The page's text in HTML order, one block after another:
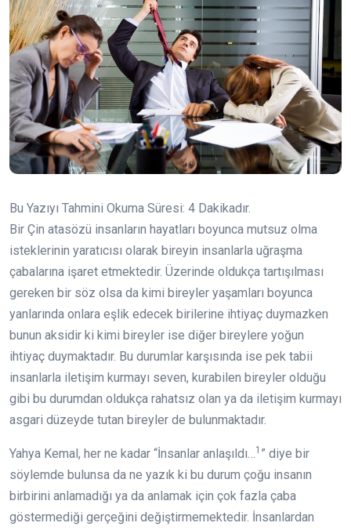
Bu Yazıyı Tahmini Okuma Süresi: 4 Dakikadır.
Bir Çin atasözü insanların hayatları boyunca mutsuz olma
isteklerinin yaratıcısı olarak bireyin insanlarla uğraşma
çabalarına işaret etmektedir. Üzerinde oldukça tartışılması
gereken bir söz olsa da kimi bireyler yaşamları boyunca
yanlarında onlara eşlik edecek birilerine ihtiyaç duymazken
bunun aksidir ki kimi bireyler ise diğer bireylere yoğun
ihtiyaç duymaktadır. Bu durumlar karşısında ise pek tabii
insanlarla iletişim kurmayı seven, kurabilen bireyler olduğu
gibi bu durumdan oldukça rahatsız olan ya da iletişim kurmayı
asgari düzeyde tutan bireyler de bulunmaktadır.
Yahya Kemal, her ne kadar “İnsanlar anlaşıldı…1 ” diye bir
söylemde bulunsa da ne yazık ki bu durum çoğu insanın
birbirini anlamadığı ya da anlamak için çok fazla çaba
göstermediği gerçeğini değiştirmemektedir. İnsanlardan